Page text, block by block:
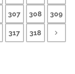
307 308 309
317 318